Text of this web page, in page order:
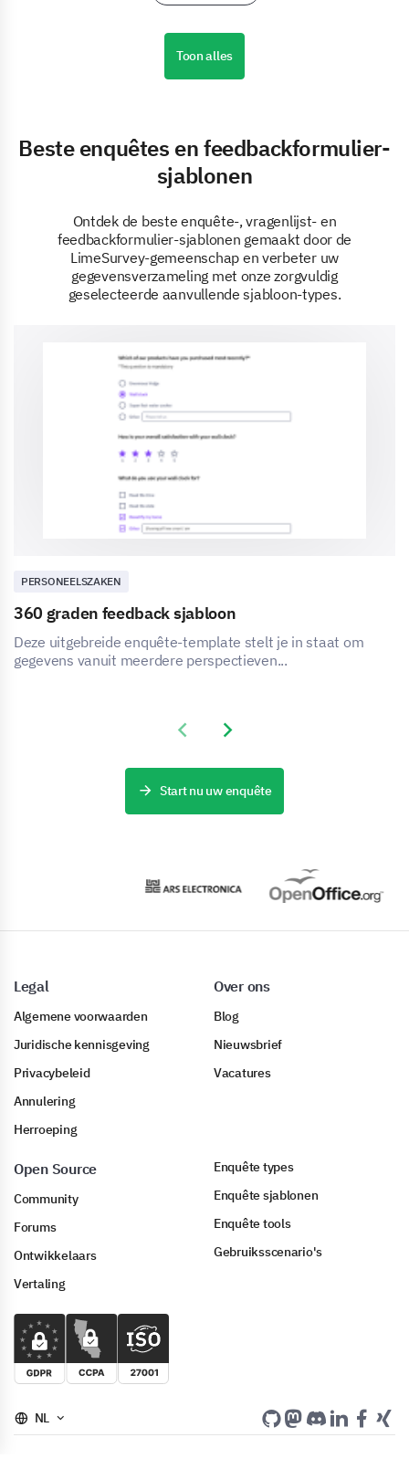
Toon alles
Beste enquêtes en feedbackformulier-
sjablonen
Ontdek de beste enquête-, vragenlijst- en
feedbackformulier-sjablonen gemaakt door de
LimeSurvey-gemeenschap en verbeter uw
gegevensverzameling met onze zorgvuldig
geselecteerde aanvullende sjabloon-types.
PERSONEELSZAKEN
360 graden feedback sjabloon
Deze uitgebreide enquête-template stelt je in staat om
gegevens vanuit meerdere perspectieven...
Previous slide
Next slide
Start nu uw enquête
Legal
Algemene voorwaarden
Juridische kennisgeving
Privacybeleid
Annulering
Herroeping
Over ons
Blog
Nieuwsbrief
Vacatures
Open Source
Community
Forums
Ontwikkelaars
Vertaling
Enquête types
Enquête sjablonen
Enquête tools
Gebruiksscenario's
NL